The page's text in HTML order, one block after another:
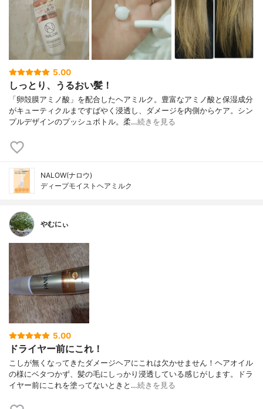
5.00
しっとり、うるおい髪！
「卵殻膜アミノ酸」を配合したヘアミルク。豊富なアミノ酸と保湿成分
がキューティクルまですばやく浸透し、ダメージを内側からケア。シン
プルデザインのプッシュボトル。柔…続きを見る
NALOW(ナロウ)
ディープモイストヘアミルク
やむにぃ
5.00
ドライヤー前にこれ！
こしが無くなってきたダメージヘアにこれは欠かせません！ヘアオイル
の様にベタつかず、髪の毛にしっかり浸透している感じがします。ドラ
イヤー前にこれを塗ってないときと…続きを見る